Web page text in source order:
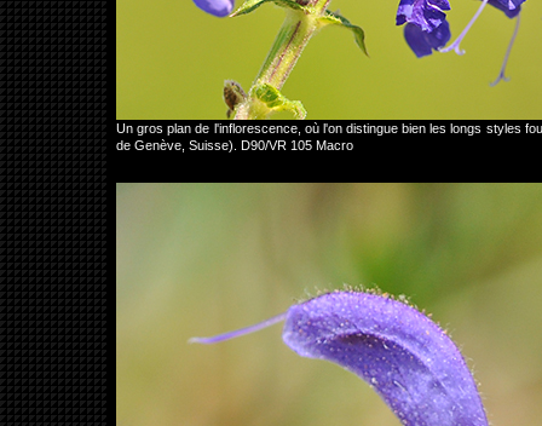
Un gros plan de l'inflorescence, où l'on distingue bien les longs styles
de Genève, Suisse). D90/VR 105 Macro